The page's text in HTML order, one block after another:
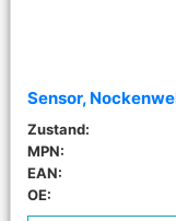
Sensor,
Zustand:
MPN:
EAN:
OE: